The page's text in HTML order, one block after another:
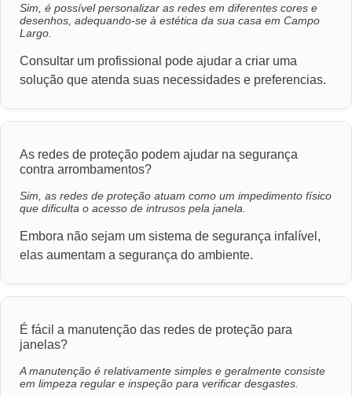
Sim, é possível personalizar as redes em diferentes cores e
desenhos, adequando-se à estética da sua casa em Campo
Largo.
Consultar um profissional pode ajudar a criar uma
solução que atenda suas necessidades e preferencias.
As redes de proteção podem ajudar na segurança
contra arrombamentos?
Sim, as redes de proteção atuam como um impedimento físico
que dificulta o acesso de intrusos pela janela.
Embora não sejam um sistema de segurança infalível,
elas aumentam a segurança do ambiente.
É fácil a manutenção das redes de proteção para
janelas?
A manutenção é relativamente simples e geralmente consiste
em limpeza regular e inspeção para verificar desgastes.